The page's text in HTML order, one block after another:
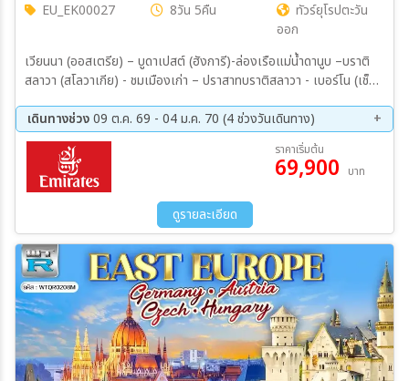
EU_EK00027 8วัน 5คืน
ทัวร์ยุโรปตะวัน
ออก
เวียนนา (ออสเตรีย) – บูดาเปสต์ (ฮังการี)-ล่องเรือแม่น้ำดานูบ –บราติ
สลาวา (สโลวาเกีย) - ชมเมืองเก่า – ปราสาทบราติสลาวา - เบอร์โน (เช็ก)
ตุส – ย่านช่างทองโบราณ - สะพานชาร์ล - เชสกี้ ครุมลอฟ – ซาลซ์บูร์ก
(ออสเตรีย) – สวนมิราเบล ฮัลสตัท – เดินชมวิวหมู่บ้าน - OUTLET –
เวียนนา– เข้าชมพระราชวังเชินบรุนน์ - ถนนคาร์ทเนอร์
เดินทางช่วง09 ต.ค. 69 - 04 ม.ค. 70 (4 ช่วงวันเดินทาง)
09 ต.ค. 69 - 16 ต.ค. 69
29 พ.ย. 69 - 06 ธ.ค. 69
05 ธ.ค. 69 - 12 ธ.ค. 69
28 ธ.ค. 69 - 04 ม.ค. 70
ราคาเริ่มต้น
69,900 บาท
ดูรายละเอียด